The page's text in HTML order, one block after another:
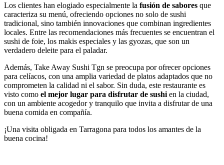
Los clientes han elogiado especialmente la fusión de sabores que
caracteriza su menú, ofreciendo opciones no solo de sushi
tradicional, sino también innovaciones que combinan ingredientes
locales. Entre las recomendaciones más frecuentes se encuentran el
sushi de foie, los makis especiales y las gyozas, que son un
verdadero deleite para el paladar.
Además, Take Away Sushi Tgn se preocupa por ofrecer opciones
para celíacos, con una amplia variedad de platos adaptados que no
comprometen la calidad ni el sabor. Sin duda, este restaurante es
visto como el mejor lugar para disfrutar de sushi en la ciudad,
con un ambiente acogedor y tranquilo que invita a disfrutar de una
buena comida en compañía.
¡Una visita obligada en Tarragona para todos los amantes de la
buena cocina!